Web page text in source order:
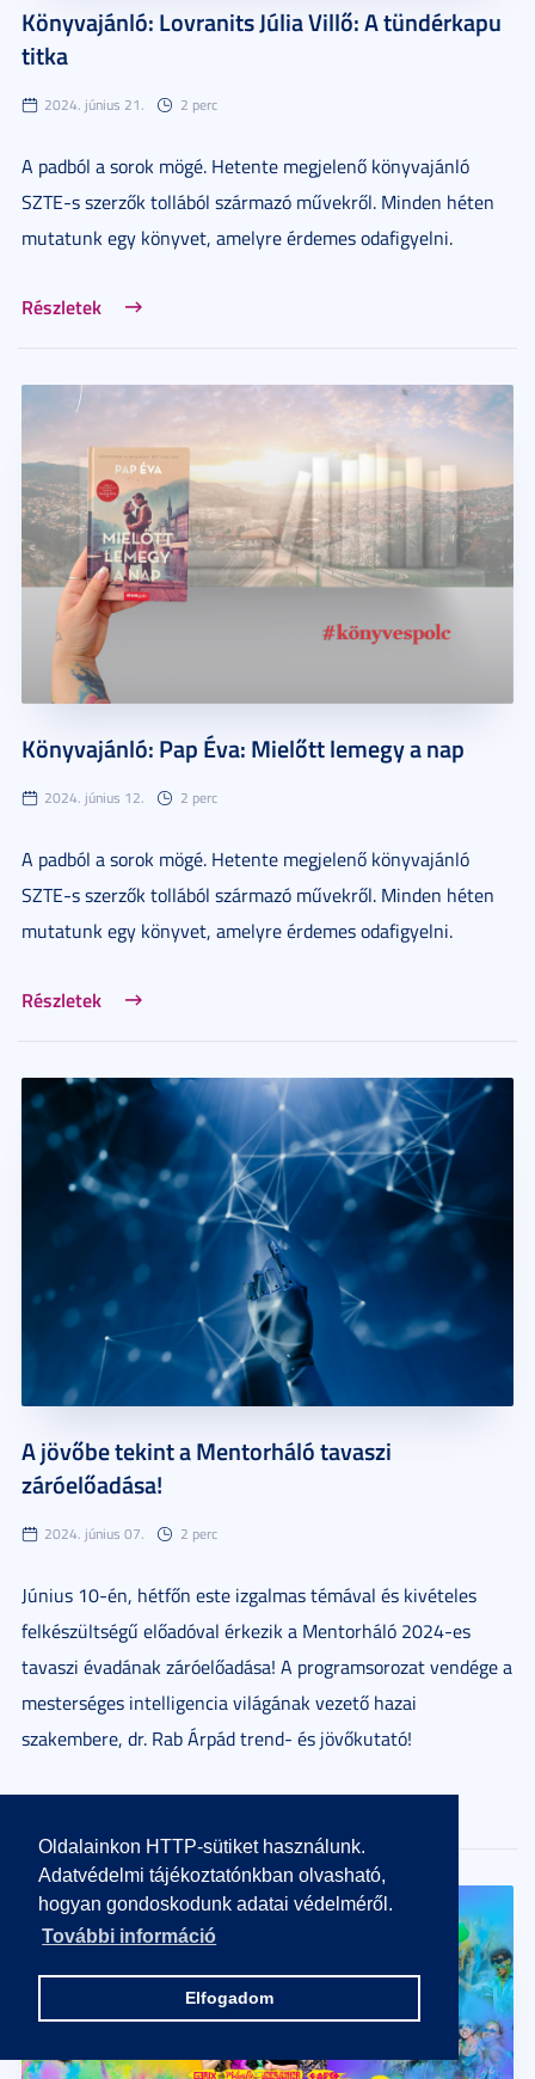
Oldalainkon HTTP-sütiket használunk.
Adatvédelmi tájékoztatónkban olvasható,
hogyan gondoskodunk adatai védelméről.
További információ
Elfogadom
Könyvajánló: Lovranits Júlia Villő: A tündérkapu
titka
2024. június 21. 2 perc
A padból a sorok mögé. Hetente megjelenő könyvajánló
SZTE-s szerzők tollából származó művekről. Minden héten
mutatunk egy könyvet, amelyre érdemes odafigyelni.
Részletek
Könyvajánló: Pap Éva: Mielőtt lemegy a nap
2024. június 12. 2 perc
A padból a sorok mögé. Hetente megjelenő könyvajánló
SZTE-s szerzők tollából származó művekről. Minden héten
mutatunk egy könyvet, amelyre érdemes odafigyelni.
Részletek
A jövőbe tekint a Mentorháló tavaszi
záróelőadása!
2024. június 07. 2 perc
Június 10-én, hétfőn este izgalmas témával és kivételes
felkészültségű előadóval érkezik a Mentorháló 2024-es
tavaszi évadának záróelőadása! A programsorozat vendége a
mesterséges intelligencia világának vezető hazai
szakembere, dr. Rab Árpád trend- és jövőkutató!